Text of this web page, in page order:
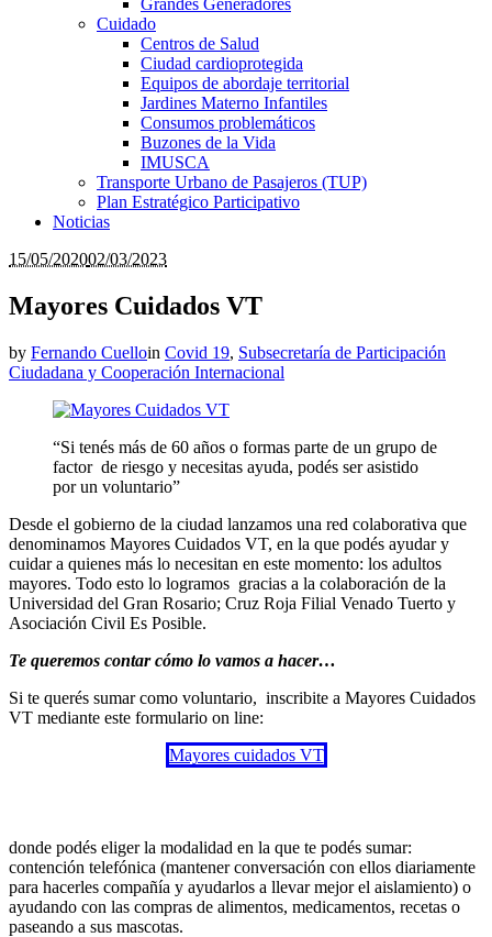
Grandes Generadores
Cuidado
Centros de Salud
Ciudad cardioprotegida
Equipos de abordaje territorial
Jardines Materno Infantiles
Consumos problemáticos
Buzones de la Vida
IMUSCA
Transporte Urbano de Pasajeros (TUP)
Plan Estratégico Participativo
Noticias
15/05/202002/03/2023
Mayores Cuidados VT
by Fernando Cuelloin Covid 19, Subsecretaría de Participación
Ciudadana y Cooperación Internacional
“Si tenés más de 60 años o formas parte de un grupo de
factor de riesgo y necesitas ayuda, podés ser asistido
por un voluntario”
Desde el gobierno de la ciudad lanzamos una red colaborativa que
denominamos Mayores Cuidados VT, en la que podés ayudar y
cuidar a quienes más lo necesitan en este momento: los adultos
mayores. Todo esto lo logramos gracias a la colaboración de la
Universidad del Gran Rosario; Cruz Roja Filial Venado Tuerto y
Asociación Civil Es Posible.
Te queremos contar cómo lo vamos a hacer…
Si te querés sumar como voluntario, inscribite a Mayores Cuidados
VT mediante este formulario on line:
Mayores cuidados VT
donde podés eliger la modalidad en la que te podés sumar:
contención telefónica (mantener conversación con ellos diariamente
para hacerles compañía y ayudarlos a llevar mejor el aislamiento) o
ayudando con las compras de alimentos, medicamentos, recetas o
paseando a sus mascotas.